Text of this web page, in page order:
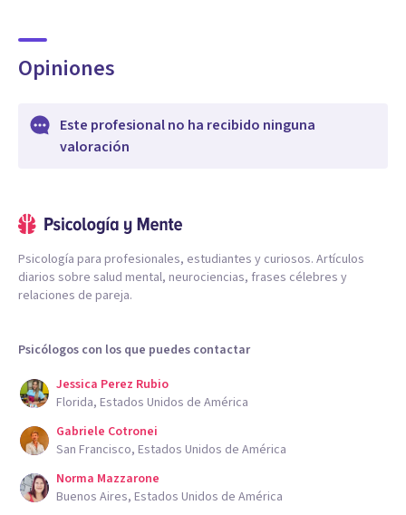
Opiniones
Este profesional no ha recibido ninguna
valoración
Psicología para profesionales, estudiantes y curiosos. Artículos
diarios sobre salud mental, neurociencias, frases célebres y
relaciones de pareja.
Psicólogos con los que puedes contactar
Jessica Perez Rubio
Florida, Estados Unidos de América
Gabriele Cotronei
San Francisco, Estados Unidos de América
Norma Mazzarone
Buenos Aires, Estados Unidos de América